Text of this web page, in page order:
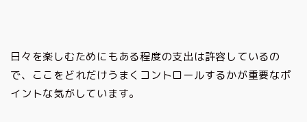
日々を楽しむためにもある程度の支出は許容しているの
で、ここをどれだけうまくコントロールするかが重要なポ
イントな気がしています。